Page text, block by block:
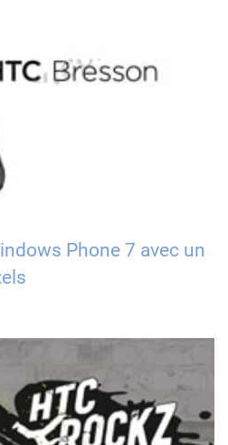
Phone 7 avec un